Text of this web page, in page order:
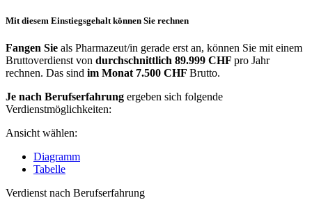
Mit diesem Einstiegsgehalt können Sie rechnen
Fangen Sie als Pharmazeut/in gerade erst an, können Sie mit einem
Bruttoverdienst von durchschnittlich 89.999 CHF pro Jahr
rechnen. Das sind im Monat 7.500 CHF Brutto.
Je nach Berufserfahrung ergeben sich folgende
Verdienstmöglichkeiten:
Ansicht wählen:
Diagramm
Tabelle
Verdienst nach Berufserfahrung